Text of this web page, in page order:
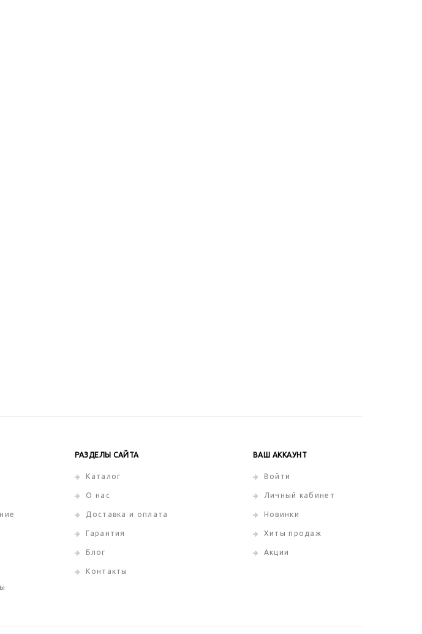
РАЗДЕЛЫ САЙТА
Каталог
О нас
Доставка и оплата
Гарантия
Блог
Контакты
ВАШ АККАУНТ
Войти
Личный кабинет
Новинки
Хиты продаж
Акции